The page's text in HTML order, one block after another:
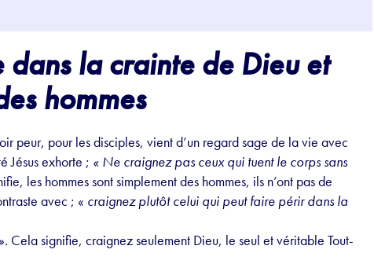
dans la crainte de Dieu et
hommes
peur, pour les disciples, vient d’un regard sage de la vie avec
Jésus exhorte ; « Ne craignez pas ceux qui tuent le corps sans
les hommes sont simplement des hommes, ils n’ont pas de
avec ; « craignez plutôt celui qui peut faire périr dans la
». Cela signifie, craignez seulement Dieu, le seul et véritable Tout-